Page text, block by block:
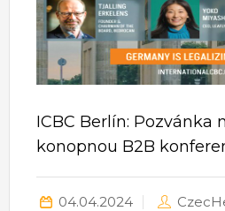
ICBC Berlín: Pozvánka
konopnou B2B
04.04.2024